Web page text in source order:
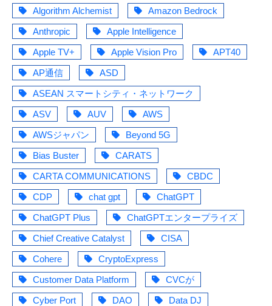
Algorithm Alchemist
Amazon Bedrock
Anthropic
Apple Intelligence
Apple TV+
Apple Vision Pro
APT40
AP通信
ASD
ASEAN スマートシティ・ネットワーク
ASV
AUV
AWS
AWSジャパン
Beyond 5G
Bias Buster
CARATS
CARTA COMMUNICATIONS
CBDC
CDP
chat gpt
ChatGPT
ChatGPT Plus
ChatGPTエンタープライズ
Chief Creative Catalyst
CISA
Cohere
CryptoExpress
Customer Data Platform
CVCが
Cyber Port
DAO
Data DJ